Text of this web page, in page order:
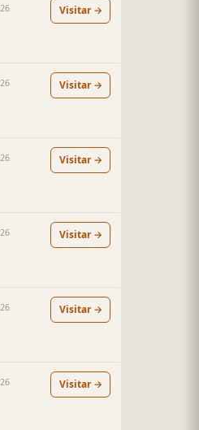
Visitar →
Visitar →
Visitar →
Visitar →
Visitar →
Visitar →